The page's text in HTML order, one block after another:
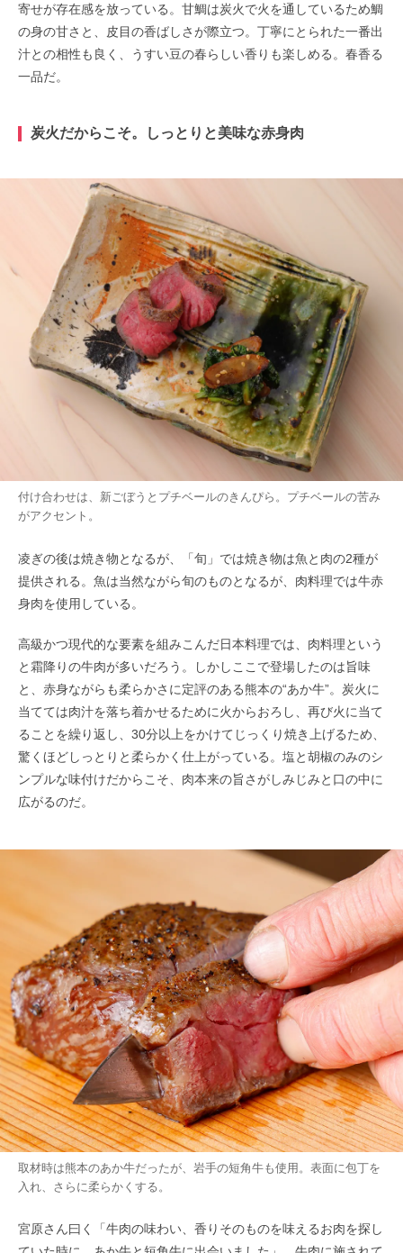
寄せが存在感を放っている。甘鯛は炭火で火を通しているため鯛
の身の甘さと、皮目の香ばしさが際立つ。丁寧にとられた一番出
汁との相性も良く、うすい豆の春らしい香りも楽しめる。春香る
一品だ。
炭火だからこそ。しっとりと美味な赤身肉
付け合わせは、新ごぼうとプチベールのきんぴら。プチベールの苦み
がアクセント。
凌ぎの後は焼き物となるが、「旬」では焼き物は魚と肉の2種が
提供される。魚は当然ながら旬のものとなるが、肉料理では牛赤
身肉を使用している。
高級かつ現代的な要素を組みこんだ日本料理では、肉料理という
と霜降りの牛肉が多いだろう。しかしここで登場したのは旨味
と、赤身ながらも柔らかさに定評のある熊本の“あか牛”。炭火に
当てては肉汁を落ち着かせるために火からおろし、再び火に当て
ることを繰り返し、30分以上をかけてじっくり焼き上げるため、
驚くほどしっとりと柔らかく仕上がっている。塩と胡椒のみのシ
ンプルな味付けだからこそ、肉本来の旨さがしみじみと口の中に
広がるのだ。
取材時は熊本のあか牛だったが、岩手の短角牛も使用。表面に包丁を
入れ、さらに柔らかくする。
宮原さん曰く「牛肉の味わい、香りそのものを味えるお肉を探し